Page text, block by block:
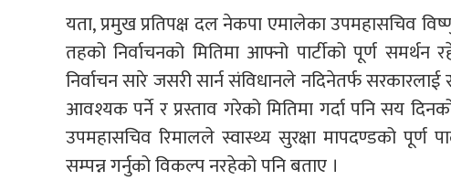
यता, प्रमुख प्रतिपक्ष दल नेकपा एमालेका उपमहासचिव
तहको निर्वाचनको मितिमा आफ्नो पार्टीको पूर्ण
निर्वाचन सारे जसरी सार्न संविधानले नदिनेतर्फ
आवश्यक पर्ने र प्रस्ताव गरेको मितिमा गर्दा पनि सय
उपमहासचिव रिमालले स्वास्थ्य सुरक्षा मापदण्डको पूर्ण
सम्पन्न गर्नुको विकल्प नरहेको पनि बताए ।